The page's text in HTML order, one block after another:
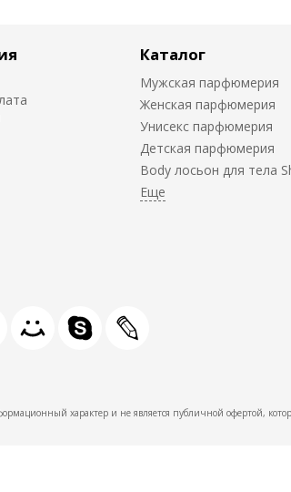
Каталог
Мужская парфюмерия
Женская парфюмерия
Унисекс парфюмерия
Детская парфюмерия
Body лосьон для тела
характер и не является публичной офертой,